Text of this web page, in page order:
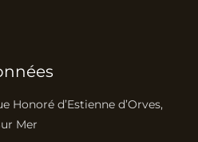
Honoré d’Estienne d’Orves,
Mer